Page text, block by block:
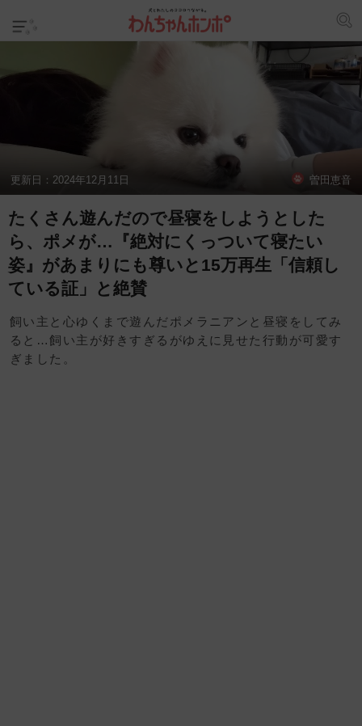
更新日： 2024年12月11日 曽田恵音
たくさん遊んだので昼寝をしようとした
ら、ポメが…『絶対にくっついて寝たい
姿』があまりにも尊いと15万再生「信頼し
ている証」と絶賛
飼い主と心ゆくまで遊んだポメラニアンと昼寝をしてみ
ると…飼い主が好きすぎるがゆえに見せた行動が可愛す
ぎました。